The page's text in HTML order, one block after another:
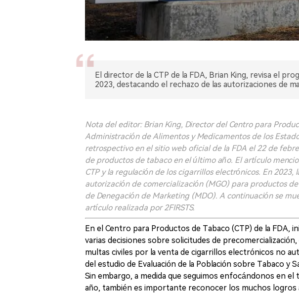
El director de la CTP de la FDA, Brian King, revisa el
2023, destacando el rechazo de las autorizaciones de
Nota del editor: Brian King, Director del Centro para
Administración de Alimentos y Medicamentos de los
retrospectivo en el sitio web oficial de la FDA el 22 de
de productos de tabaco en el último año. El artículo
CTP y la regulación de los cigarrillos electrónicos. En 2023,
autorización de comercialización (MGO) para productos
de Denegación de Marketing (MDO). A continuación se
artículo realizada por 2FIRSTS.
En el Centro para Productos de Tabaco (CTP) de la FDA,
varias decisiones sobre solicitudes de
multas civiles por la venta de cigarrillos electrónicos no
del estudio de Evaluación de la Población sobre Tabaco y
Sin embargo, a medida que seguimos enfocándonos en
año, también es importante reconocer los muchos logros